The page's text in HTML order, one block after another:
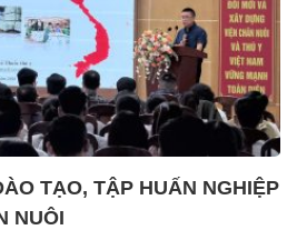
TẠO, TẬP HUẤN NGHIỆP
NUÔI